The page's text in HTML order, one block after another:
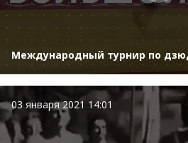
Международный турнир по
03 января 2021 14:01